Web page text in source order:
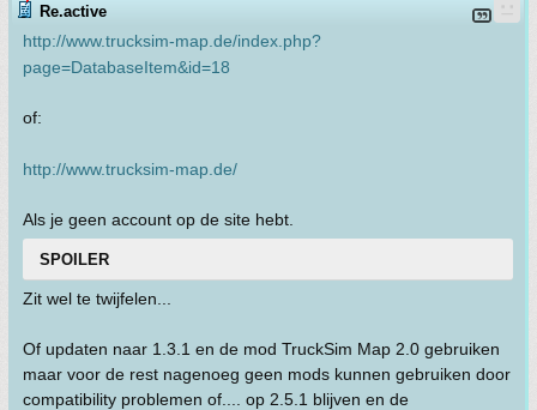
Re.active
http://www.trucksim-map.de/index.php?
page=DatabaseItem&id=18
of:
http://www.trucksim-map.de/
Als je geen account op de site hebt.
SPOILER
Zit wel te twijfelen...
Of updaten naar 1.3.1 en de mod TruckSim Map 2.0 gebruiken
maar voor de rest nagenoeg geen mods kunnen gebruiken door
compatibility problemen of.... op 2.5.1 blijven en de